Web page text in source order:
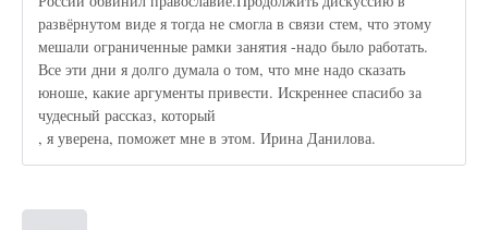
развёрнутом виде я тогда не смогла в связи стем, что этому
мешали ограниченные рамки занятия -надо было работать.
Все эти дни я долго думала о том, что мне надо сказать
юноше, какие аргументы привести. Искреннее спасибо за
чудесный рассказ, который
, я уверена, поможет мне в этом. Ирина Данилова.